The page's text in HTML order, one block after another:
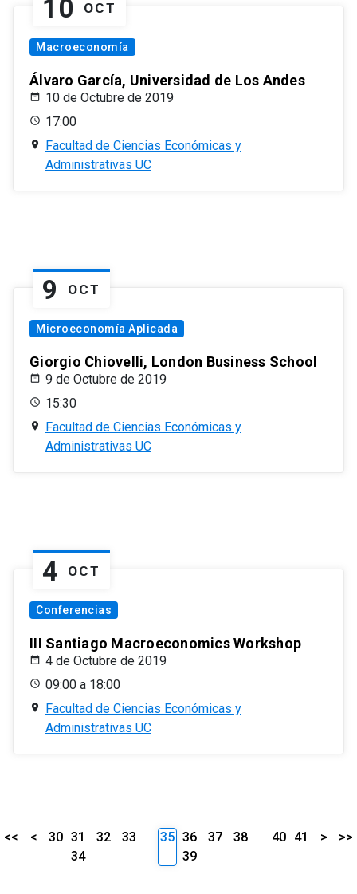
10 OCT
Macroeconomía
Álvaro García, Universidad de Los Andes
10 de Octubre de 2019
17:00
Facultad de Ciencias Económicas y
Administrativas UC
9 OCT
Microeconomía Aplicada
Giorgio Chiovelli, London Business School
9 de Octubre de 2019
15:30
Facultad de Ciencias Económicas y
Administrativas UC
4 OCT
Conferencias
III Santiago Macroeconomics Workshop
4 de Octubre de 2019
09:00 a 18:00
Facultad de Ciencias Económicas y
Administrativas UC
<< < 30 31 32
33
34
35 36 37
38
39
40 41 > >>